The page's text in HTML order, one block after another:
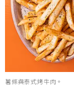
薯條與泰式烤牛肉。